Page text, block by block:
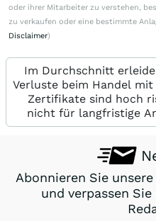
oder ihrer Mitarbeiter zu verstehen,
zu verkaufen oder eine bestimmte
Disclaimer)
Im Durchschnitt
Verluste beim Handel
Zertifikate sind hoch
nicht für langfristige
Abonnieren Sie
und verpassen